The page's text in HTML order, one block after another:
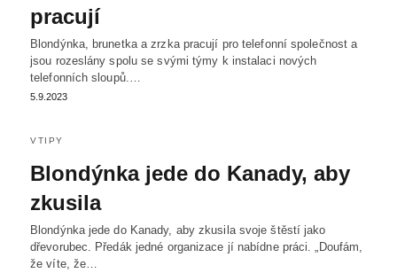
pracují
Blondýnka, brunetka a zrzka pracují pro telefonní společnost a
jsou rozeslány spolu se svými týmy k instalaci nových
telefonních sloupů.…
5.9.2023
VTIPY
Blondýnka jede do Kanady, aby
zkusila
Blondýnka jede do Kanady, aby zkusila svoje štěstí jako
dřevorubec. Předák jedné organizace jí nabídne práci. „Doufám,
že víte, že…